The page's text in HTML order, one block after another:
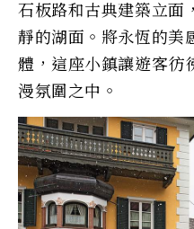
石板路和古典建築立面
靜的湖面。將永恆的美
體，這座小鎮讓遊客彷
漫氛圍之中。